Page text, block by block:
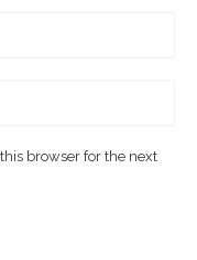
browser for the next